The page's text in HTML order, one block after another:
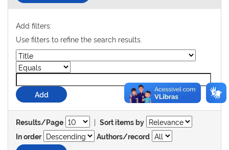
Add filters:
Use filters to refine the search results.
Results/Page | Sort items by
In order
Authors/record